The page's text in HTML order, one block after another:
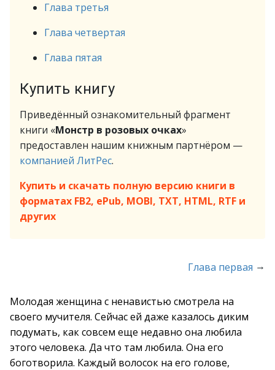
Глава третья
Глава четвертая
Глава пятая
Купить книгу
Приведённый ознакомительный фрагмент
книги «Монстр в розовых очках»
предоставлен нашим книжным партнёром —
компанией ЛитРес.
Купить и скачать полную версию книги в
форматах FB2, ePub, MOBI, TXT, HTML, RTF и
других
Глава первая →
Молодая женщина с ненавистью смотрела на
своего мучителя. Сейчас ей даже казалось диким
подумать, как совсем еще недавно она любила
этого человека. Да что там любила. Она его
боготворила. Каждый волосок на его голове,